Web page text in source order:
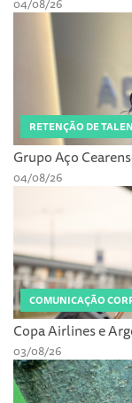
04/08/26
RETENÇÃO DE
Grupo Aço
04/08/26
COMUNICAÇÃO
Copa Airlines e
03/08/26